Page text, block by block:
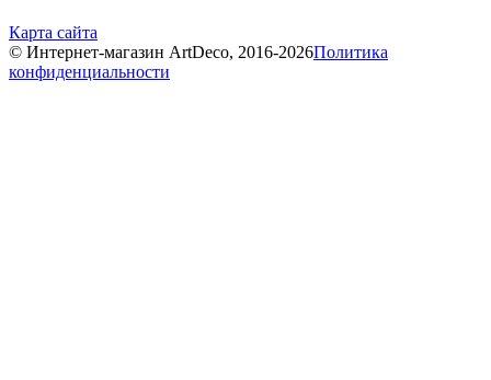
Карта сайта
© Интернет-магазин ArtDeco, 2016-2026Политика
конфиденциальности